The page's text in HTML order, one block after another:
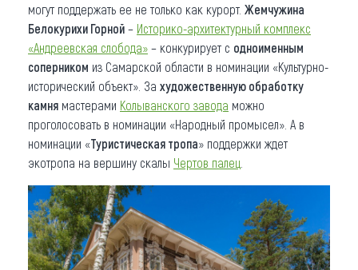
могут поддержать ее не только как курорт. Жемчужина
Белокурихи Горной – Историко-архитектурный комплекс
«Андреевская слобода» – конкурирует с одноименным
соперником из Самарской области в номинации «Культурно-
исторический объект». За художественную обработку
камня мастерами Колыванского завода можно
проголосовать в номинации «Народный промысел». А в
номинации «Туристическая тропа» поддержки ждет
экотропа на вершину скалы Чертов палец